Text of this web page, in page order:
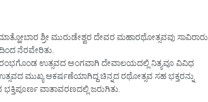
ಶ್ರೀ ಮುರುಡೇಶ್ವರ ದೇವರ ಮಹಾರಥೋತ್ಸವವು ಸಾವಿರಾರು
ನೆರವೇರಿತು.
ಉತ್ಸವದ ಅಂಗವಾಗಿ ದೇವಾಲಯದಲ್ಲಿ ನಿತ್ಯವೂ ವಿವಿಧ
ಮುಖ್ಯ ಆಕರ್ಷಣೆಯಾಗಿದ್ದ ಚಿನ್ನದ ರಥೋತ್ಸವ ಸಹ ಭಕ್ತರನ್ನು
ವಾತಾವರಣದಲ್ಲಿ ಜರುಗಿತು.